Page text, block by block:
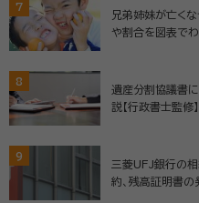
7
兄弟姉妹が亡く
や割合を図表で
8
遺産分割協議書
説【行政書士監修】
9
三菱UFJ銀行の
約、残高証明書の